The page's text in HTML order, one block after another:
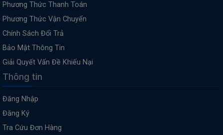
Phương Thức Thanh Toán
Phương Thức Vận Chuyển
Chính Sách Đổi Trả
Bảo Mật Thông Tin
Giải Quyết Vấn Đề Khiếu Nại
Thông tin
Đăng Nhập
Đăng Ký
Tra Cứu Đơn Hàng